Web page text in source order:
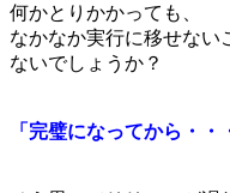
何かとりかかっても、
なかなか実行に移せない
ないでしょうか？
「完璧になってから・・